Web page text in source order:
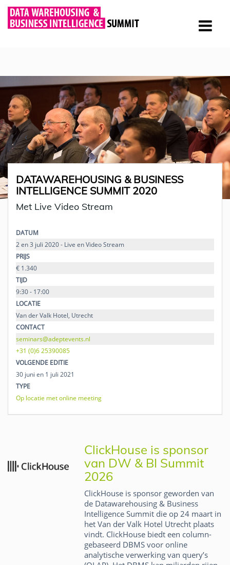
DATAWAREHOUSING & BUSINESS
INTELLIGENCE SUMMIT 2020
Met Live Video Stream
DATUM
2 en 3 juli 2020 - Live en Video Stream
PRIJS
€ 1.340
TIJD
9:30 - 17:00
LOCATIE
Van der Valk Hotel, Utrecht
CONTACT
seminars@adeptevents.nl
+31 (0)6 25390085
VOLGENDE EDITIE
30 juni en 1 juli 2021
TYPE
Op locatie met online meeting
ClickHouse is sponsor
van DW & BI Summit
2026
ClickHouse is sponsor geworden van
de Datawarehousing & Business
Intelligence Summit die op 24 maart in
het Van der Valk Hotel Utrecht plaats
vindt. ClickHouse biedt een column-
gebaseerd DBMS voor online
analytische verwerking van query’s